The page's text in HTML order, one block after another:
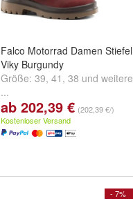
Falco Motorrad Damen Stiefel
Viky Burgundy
Größe: 39, 41 , 38 und weitere
...
ab 202,39 € (202,39 €/)
Kostenloser Versand
- 7%